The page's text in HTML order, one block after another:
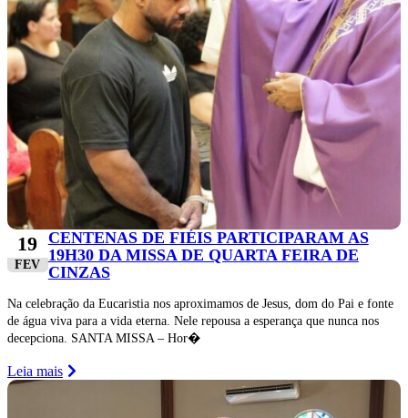
19
FEV
CENTENAS DE FIÉIS PARTICIPARAM AS
19H30 DA MISSA DE QUARTA FEIRA DE
CINZAS
Na celebração da Eucaristia nos aproximamos de Jesus, dom do Pai e fonte
de água viva para a vida eterna. Nele repousa a esperança que nunca nos
decepciona. SANTA MISSA – Hor�
Leia mais